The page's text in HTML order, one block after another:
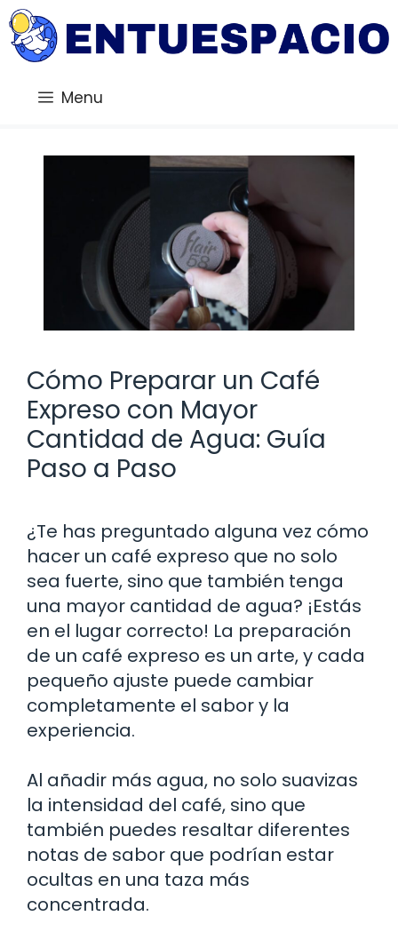
Saltar
al
contenido
Menu
Cómo Preparar un Café
Expreso con Mayor
Cantidad de Agua: Guía
Paso a Paso
¿Te has preguntado alguna vez cómo
hacer un café expreso que no solo
sea fuerte, sino que también tenga
una mayor cantidad de agua? ¡Estás
en el lugar correcto! La preparación
de un café expreso es un arte, y cada
pequeño ajuste puede cambiar
completamente el sabor y la
experiencia.
Al añadir más agua, no solo suavizas
la intensidad del café, sino que
también puedes resaltar diferentes
notas de sabor que podrían estar
ocultas en una taza más
concentrada.